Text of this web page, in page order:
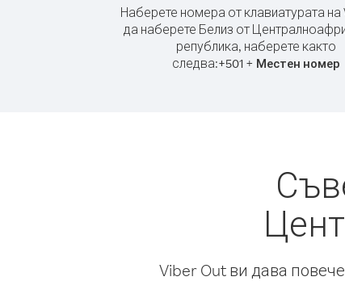
Наберете номера от клавиатурата на
да наберете Белиз от
република, наберете както
следва:+501 + Местен номер
Viber Out ви дава